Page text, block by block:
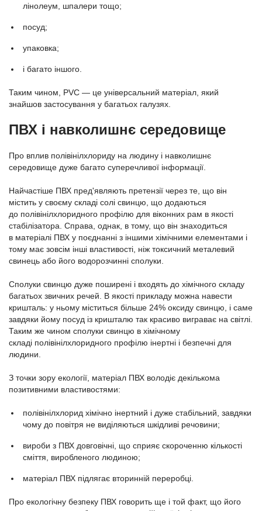
лінолеум, шпалери тощо;
посуд;
упаковка;
і багато іншого.
Таким чином, PVC — це універсальний матеріал, який
знайшов застосування у багатьох галузях.
ПВХ і навколишнє середовище
Про вплив полівінілхлориду на людину і навколишнє
середовище дуже багато суперечливої ​​інформації.
Найчастіше ПВХ пред'являють претензії через те, що він
містить у своєму складі солі свинцю, що додаються
до полівінілхлоридного профілю для віконних рам в якості
стабілізатора. Справа, однак, в тому, що він знаходиться
в матеріалі ПВХ у поєднанні з іншими хімічними елементами і
тому має зовсім інші властивості, ніж токсичний металевий
свинець або його водорозчинні сполуки.
Сполуки свинцю дуже поширені і входять до хімічного складу
багатьох звичних речей. В якості прикладу можна навести
кришталь: у ньому міститься більше 24% оксиду свинцю, і саме
завдяки йому посуд із кришталю так красиво виграває на світлі.
Таким же чином сполуки свинцю в хімічному
складі полівінілхлоридного профілю інертні і безпечні для
людини.
З точки зору екології, матеріал ПВХ володіє декількома
позитивними властивостями:
полівінілхлорид хімічно інертний і дуже стабільний, завдяки
чому до повітря не виділяються шкідливі речовини;
вироби з ПВХ довговічні, що сприяє скороченню кількості
сміття, виробленого людиною;
матеріал ПВХ підлягає вторинній переробці.
Про екологічну безпеку ПВХ говорить ще і той факт, що його